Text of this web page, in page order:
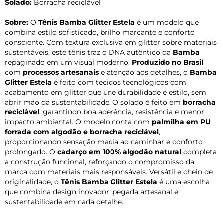
Solado: Borracha reciclável
Sobre: O Tênis Bamba Glitter Estela é um modelo que
combina estilo sofisticado, brilho marcante e conforto
consciente. Com textura exclusiva em glitter sobre materiais
sustentáveis, este tênis traz o DNA autêntico da Bamba
repaginado em um visual moderno. Produzido no Brasil
com processos artesanais e atenção aos detalhes, o Bamba
Glitter Estela é feito com tecidos tecnológicos com
acabamento em glitter que une durabilidade e estilo, sem
abrir mão da sustentabilidade. O solado é feito em borracha
reciclável, garantindo boa aderência, resistência e menor
impacto ambiental. O modelo conta com palmilha em PU
forrada com algodão e borracha reciclável,
proporcionando sensação macia ao caminhar e conforto
prolongado. O cadarço em 100% algodão natural completa
a construção funcional, reforçando o compromisso da
marca com materiais mais responsáveis. Versátil e cheio de
originalidade, o Tênis Bamba Glitter Estela é uma escolha
que combina design inovador, pegada artesanal e
sustentabilidade em cada detalhe.